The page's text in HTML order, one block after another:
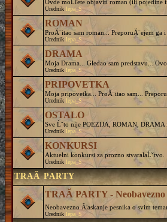
Ovde moĹľete objaviti roman (ili pojedine
Urednik lepa_S
ROMAN
ProĂ¨itao sam roman... PreporuĂ¨ejem ga
Urednik lepa_S
DRAMA
Moja Drama... Gledao sam predstavu...
Urednik lepa_S
PRIPOVETKA
Moja pripovetka... ProĂ¨itao sam...
Urednik lepa_S
OSTALO
Sve Ĺˇto nije POEZIJA, ROMAN,
Urednik lepa_S
KONKURSI
Aktuelni konkursi za prozno stvaralaĹˇtvo.
Urednik lepa_S
TRAĂ PARTY
TRAĂ PARTY - Neobavezno
Neobavezno Ă¦askanje pesnika o svim
Urednik lepa_S